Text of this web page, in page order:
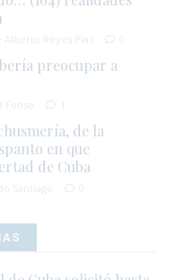
preocupar a
de la
en que
de Cuba